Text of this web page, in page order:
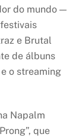
do mundo —
e Brutal
de álbuns
o streaming
Napalm
que